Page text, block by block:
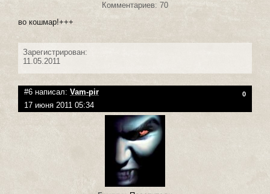
Комментариев: 70
во кошмар!+++
Зарегистрирован:
11.05.2011
#6 написал: Vam-pir 0
17 июня 2011 05:34